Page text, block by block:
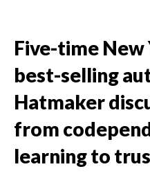
Five-time New
best-selling
Hatmaker
from
learning to